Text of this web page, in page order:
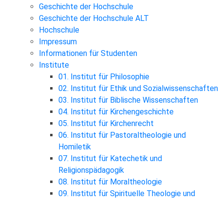
Geschichte der Hochschule
Geschichte der Hochschule ALT
Hochschule
Impressum
Informationen für Studenten
Institute
01. Institut für Philosophie
02. Institut für Ethik und Sozialwissenschaften
03. Institut für Biblische Wissenschaften
04. Institut für Kirchengeschichte
05. Institut für Kirchenrecht
06. Institut für Pastoraltheologie und
Homiletik
07. Institut für Katechetik und
Religionspädagogik
08. Institut für Moraltheologie
09. Institut für Spirituelle Theologie und